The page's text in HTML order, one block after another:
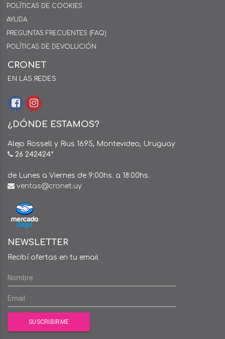
POLÍTICAS DE COOKIES
AYUDA
PREGUNTAS FRECUENTES (FAQ)
POLÍTICAS DE DEVOLUCIÓN
CRONET
EN LAS REDES
¿DÓNDE ESTAMOS?
Alejo Rossell y Rius 1695, Montevideo, Uruguay
26 242424*
de Lunes a Viernes de 9:00hs. a 18:00hs.
ventas@cronet.uy
NEWSLETTER
Recibí ofertas en tu email